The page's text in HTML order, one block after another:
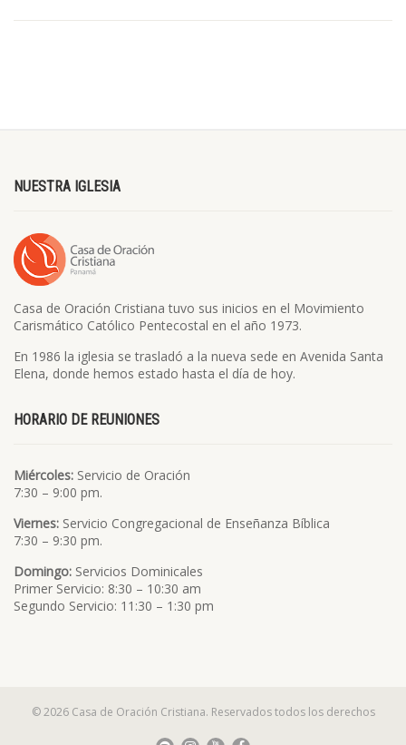
NUESTRA IGLESIA
Casa de Oración Cristiana tuvo sus inicios en el Movimiento
Carismático Católico Pentecostal en el año 1973.
En 1986 la iglesia se trasladó a la nueva sede en Avenida Santa
Elena, donde hemos estado hasta el día de hoy.
HORARIO DE REUNIONES
Miércoles: Servicio de Oración
7:30 – 9:00 pm.
Viernes: Servicio Congregacional de Enseñanza Bíblica
7:30 – 9:30 pm.
Domingo: Servicios Dominicales
Primer Servicio: 8:30 – 10:30 am
Segundo Servicio: 11:30 – 1:30 pm
© 2026 Casa de Oración Cristiana. Reservados todos los derechos